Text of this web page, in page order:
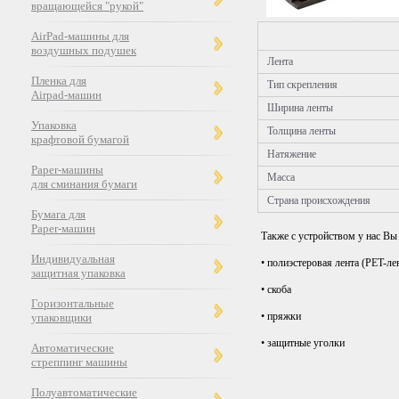
вращающейся "рукой"
AirPad-машины для
воздушных подушек
Пленка для
Airpad-машин
Упаковка
крафтовой бумагой
Paper-машины
для сминания бумаги
Бумага для
Paper-машин
Индивидуальная
защитная упаковка
Горизонтальные
упаковщики
Автоматические
стреппинг машины
Полуавтоматические
Лента
Тип скрепления
Ширина ленты
Толщина ленты
Натяжение
Масса
Страна происхождения
Также с устройством у нас
• полиэстеровая лента (PET-
• скоба
• пряжки
• защитные уголки